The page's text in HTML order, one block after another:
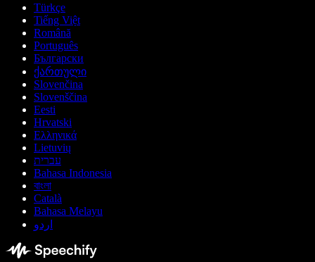
Türkçe
Tiếng Việt
Română
Português
Български
ქართული
Slovenčina
Slovenščina
Eesti
Hrvatski
Ελληνικά
Lietuvių
עברית
Bahasa Indonesia
বাংলা
Català
Bahasa Melayu
اردو